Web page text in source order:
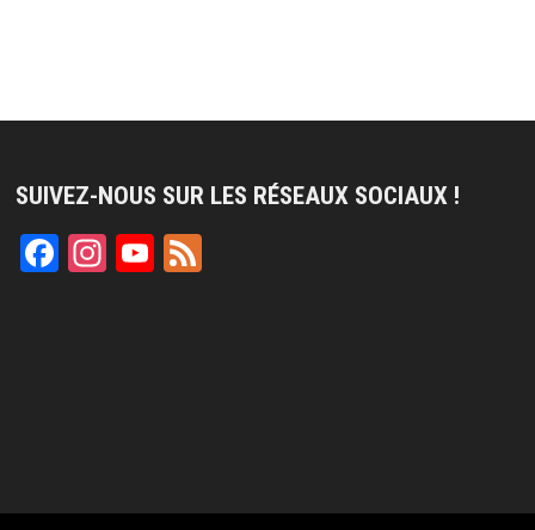
SUIVEZ-NOUS SUR LES RÉSEAUX SOCIAUX !
Facebook
Instagram
YouTube
Feed